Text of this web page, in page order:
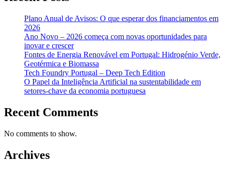
Plano Anual de Avisos: O que esperar dos financiamentos em
2026
Ano Novo – 2026 começa com novas oportunidades para
inovar e crescer
Fontes de Energia Renovável em Portugal: Hidrogénio Verde,
Geotérmica e Biomassa
Tech Foundry Portugal – Deep Tech Edition
O Papel da Inteligência Artificial na sustentabilidade em
setores-chave da economia portuguesa
Recent Comments
No comments to show.
Archives